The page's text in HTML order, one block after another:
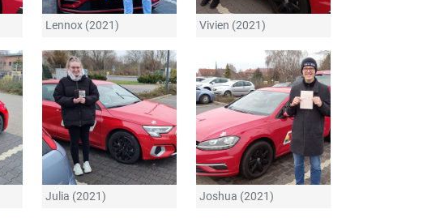
Lennox (2021) Vivien (2021)
Julia (2021) Joshua (2021)